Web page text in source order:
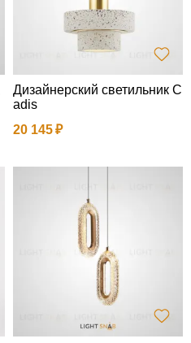
Дизайнерский светильник C
adis
20 145